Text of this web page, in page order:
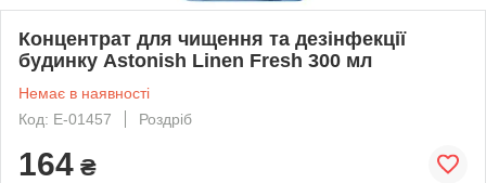
Концентрат для чищення та дезінфекції
будинку Astonish Linen Fresh 300 мл
Немає в наявності
Код: Е-01457
Роздріб
164 ₴